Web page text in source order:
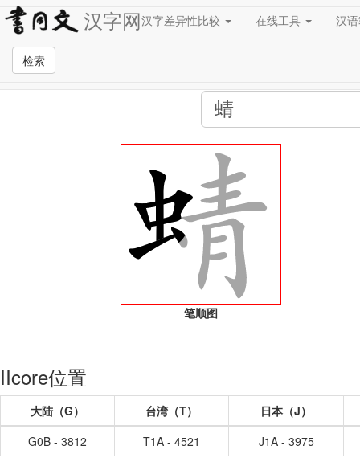
汉字网汉字差异性比较 在线工具 汉
检索
全站检索页面
笔顺图
IIcore位置
大陆（G） 台湾（T）
日本（J）
G0B - 3812
T1A - 4521 J1A - 3975